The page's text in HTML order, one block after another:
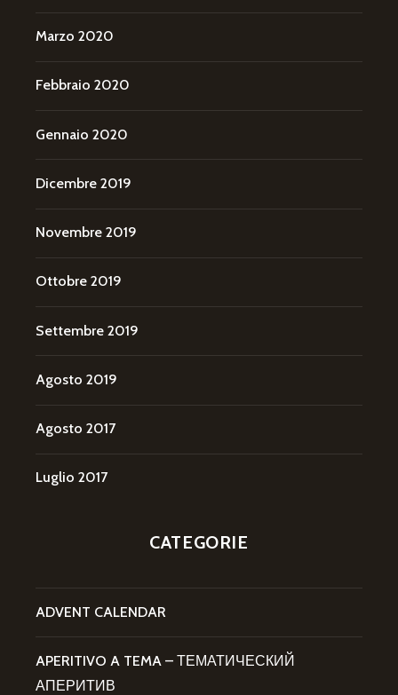
Marzo 2020
Febbraio 2020
Gennaio 2020
Dicembre 2019
Novembre 2019
Ottobre 2019
Settembre 2019
Agosto 2019
Agosto 2017
Luglio 2017
CATEGORIE
ADVENT CALENDAR
APERITIVO A TEMA – ТЕМАТИЧЕСКИЙ
АПЕРИТИВ